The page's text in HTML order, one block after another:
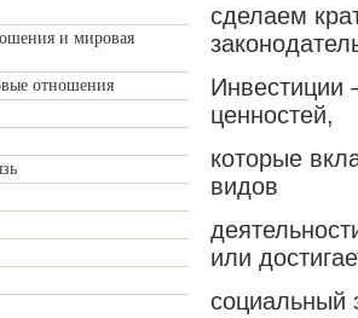
и мировая
отношения
сделаем
Инвестиции
ценностей,
которые
видов
или
социальный